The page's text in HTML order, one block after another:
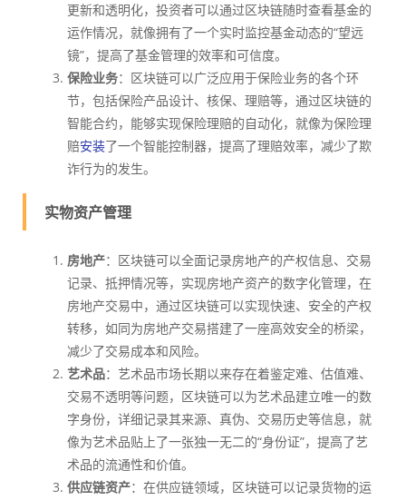
更新和透明化，投资者可以通过区块链随时查看基金的
运作情况，就像拥有了一个实时监控基金动态的“望远
镜”，提高了基金管理的效率和可信度。
保险业务：区块链可以广泛应用于保险业务的各个环
节，包括保险产品设计、核保、理赔等，通过区块链的
智能合约，能够实现保险理赔的自动化，就像为保险理
赔安装了一个智能控制器，提高了理赔效率，减少了欺
诈行为的发生。
实物资产管理
房地产：区块链可以全面记录房地产的产权信息、交易
记录、抵押情况等，实现房地产资产的数字化管理，在
房地产交易中，通过区块链可以实现快速、安全的产权
转移，如同为房地产交易搭建了一座高效安全的桥梁，
减少了交易成本和风险。
艺术品：艺术品市场长期以来存在着鉴定难、估值难、
交易不透明等问题，区块链可以为艺术品建立唯一的数
字身份，详细记录其来源、真伪、交易历史等信息，就
像为艺术品贴上了一张独一无二的“身份证”，提高了艺
术品的流通性和价值。
供应链资产：在供应链领域，区块链可以记录货物的运